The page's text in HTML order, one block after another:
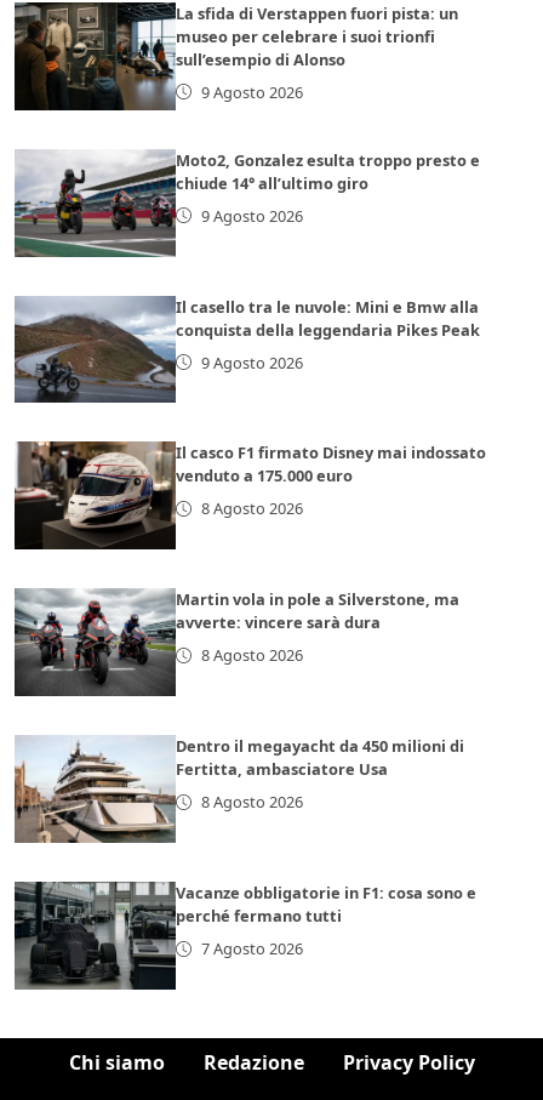
La sfida di Verstappen fuori pista: un
museo per celebrare i suoi trionfi
sull’esempio di Alonso
9 Agosto 2026
Moto2, Gonzalez esulta troppo presto e
chiude 14° all’ultimo giro
9 Agosto 2026
Il casello tra le nuvole: Mini e Bmw alla
conquista della leggendaria Pikes Peak
9 Agosto 2026
Il casco F1 firmato Disney mai indossato
venduto a 175.000 euro
8 Agosto 2026
Martin vola in pole a Silverstone, ma
avverte: vincere sarà dura
8 Agosto 2026
Dentro il megayacht da 450 milioni di
Fertitta, ambasciatore Usa
8 Agosto 2026
Vacanze obbligatorie in F1: cosa sono e
perché fermano tutti
7 Agosto 2026
Chi siamo Redazione
Privacy Policy